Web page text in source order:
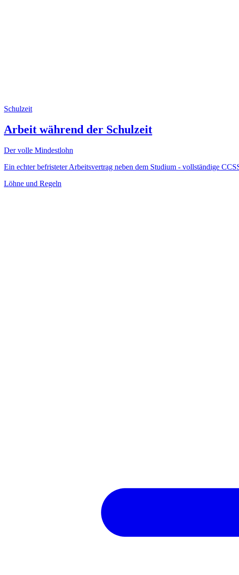
Schulzeit
Arbeit während der Schulzeit
Der volle Mindestlohn
Ein echter befristeter Arbeitsvertrag neben dem Studium - vollständige
Löhne und Regeln